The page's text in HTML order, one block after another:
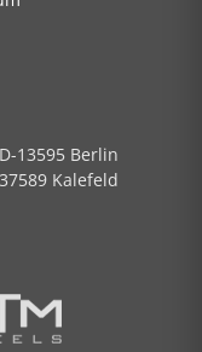
13595 Berlin
Kalefeld